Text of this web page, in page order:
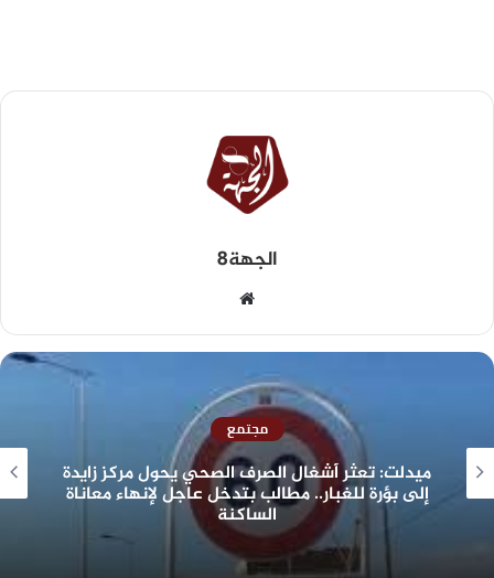
الجهة8
مجتمع
ميدلت: تعثر أشغال الصرف الصحي يحول مركز زايدة
إلى بؤرة للغبار.. مطالب بتدخل عاجل لإنهاء معاناة
الساكنة